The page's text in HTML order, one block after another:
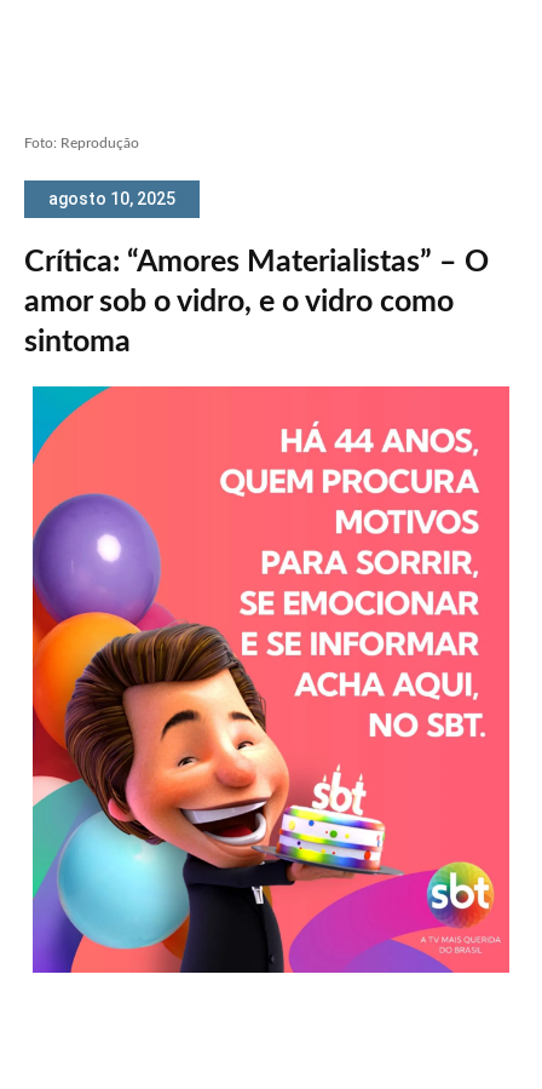
Foto: Reprodução
agosto 10, 2025
Crítica: “Amores Materialistas” – O
amor sob o vidro, e o vidro como
sintoma